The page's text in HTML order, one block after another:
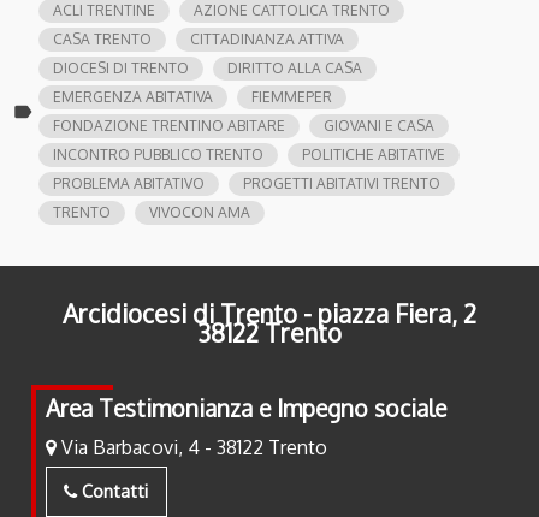
label
ACLI TRENTINE
AZIONE CATTOLICA TRENTO
CASA TRENTO
CITTADINANZA ATTIVA
DIOCESI DI TRENTO
DIRITTO ALLA CASA
EMERGENZA ABITATIVA
FIEMMEPER
FONDAZIONE TRENTINO ABITARE
GIOVANI E CASA
INCONTRO PUBBLICO TRENTO
POLITICHE ABITATIVE
PROBLEMA ABITATIVO
PROGETTI ABITATIVI TRENTO
TRENTO
VIVOCON AMA
Arcidiocesi di Trento - piazza Fiera, 2
38122 Trento
Area Testimonianza e Impegno sociale
Via Barbacovi, 4 - 38122 Trento
Contatti